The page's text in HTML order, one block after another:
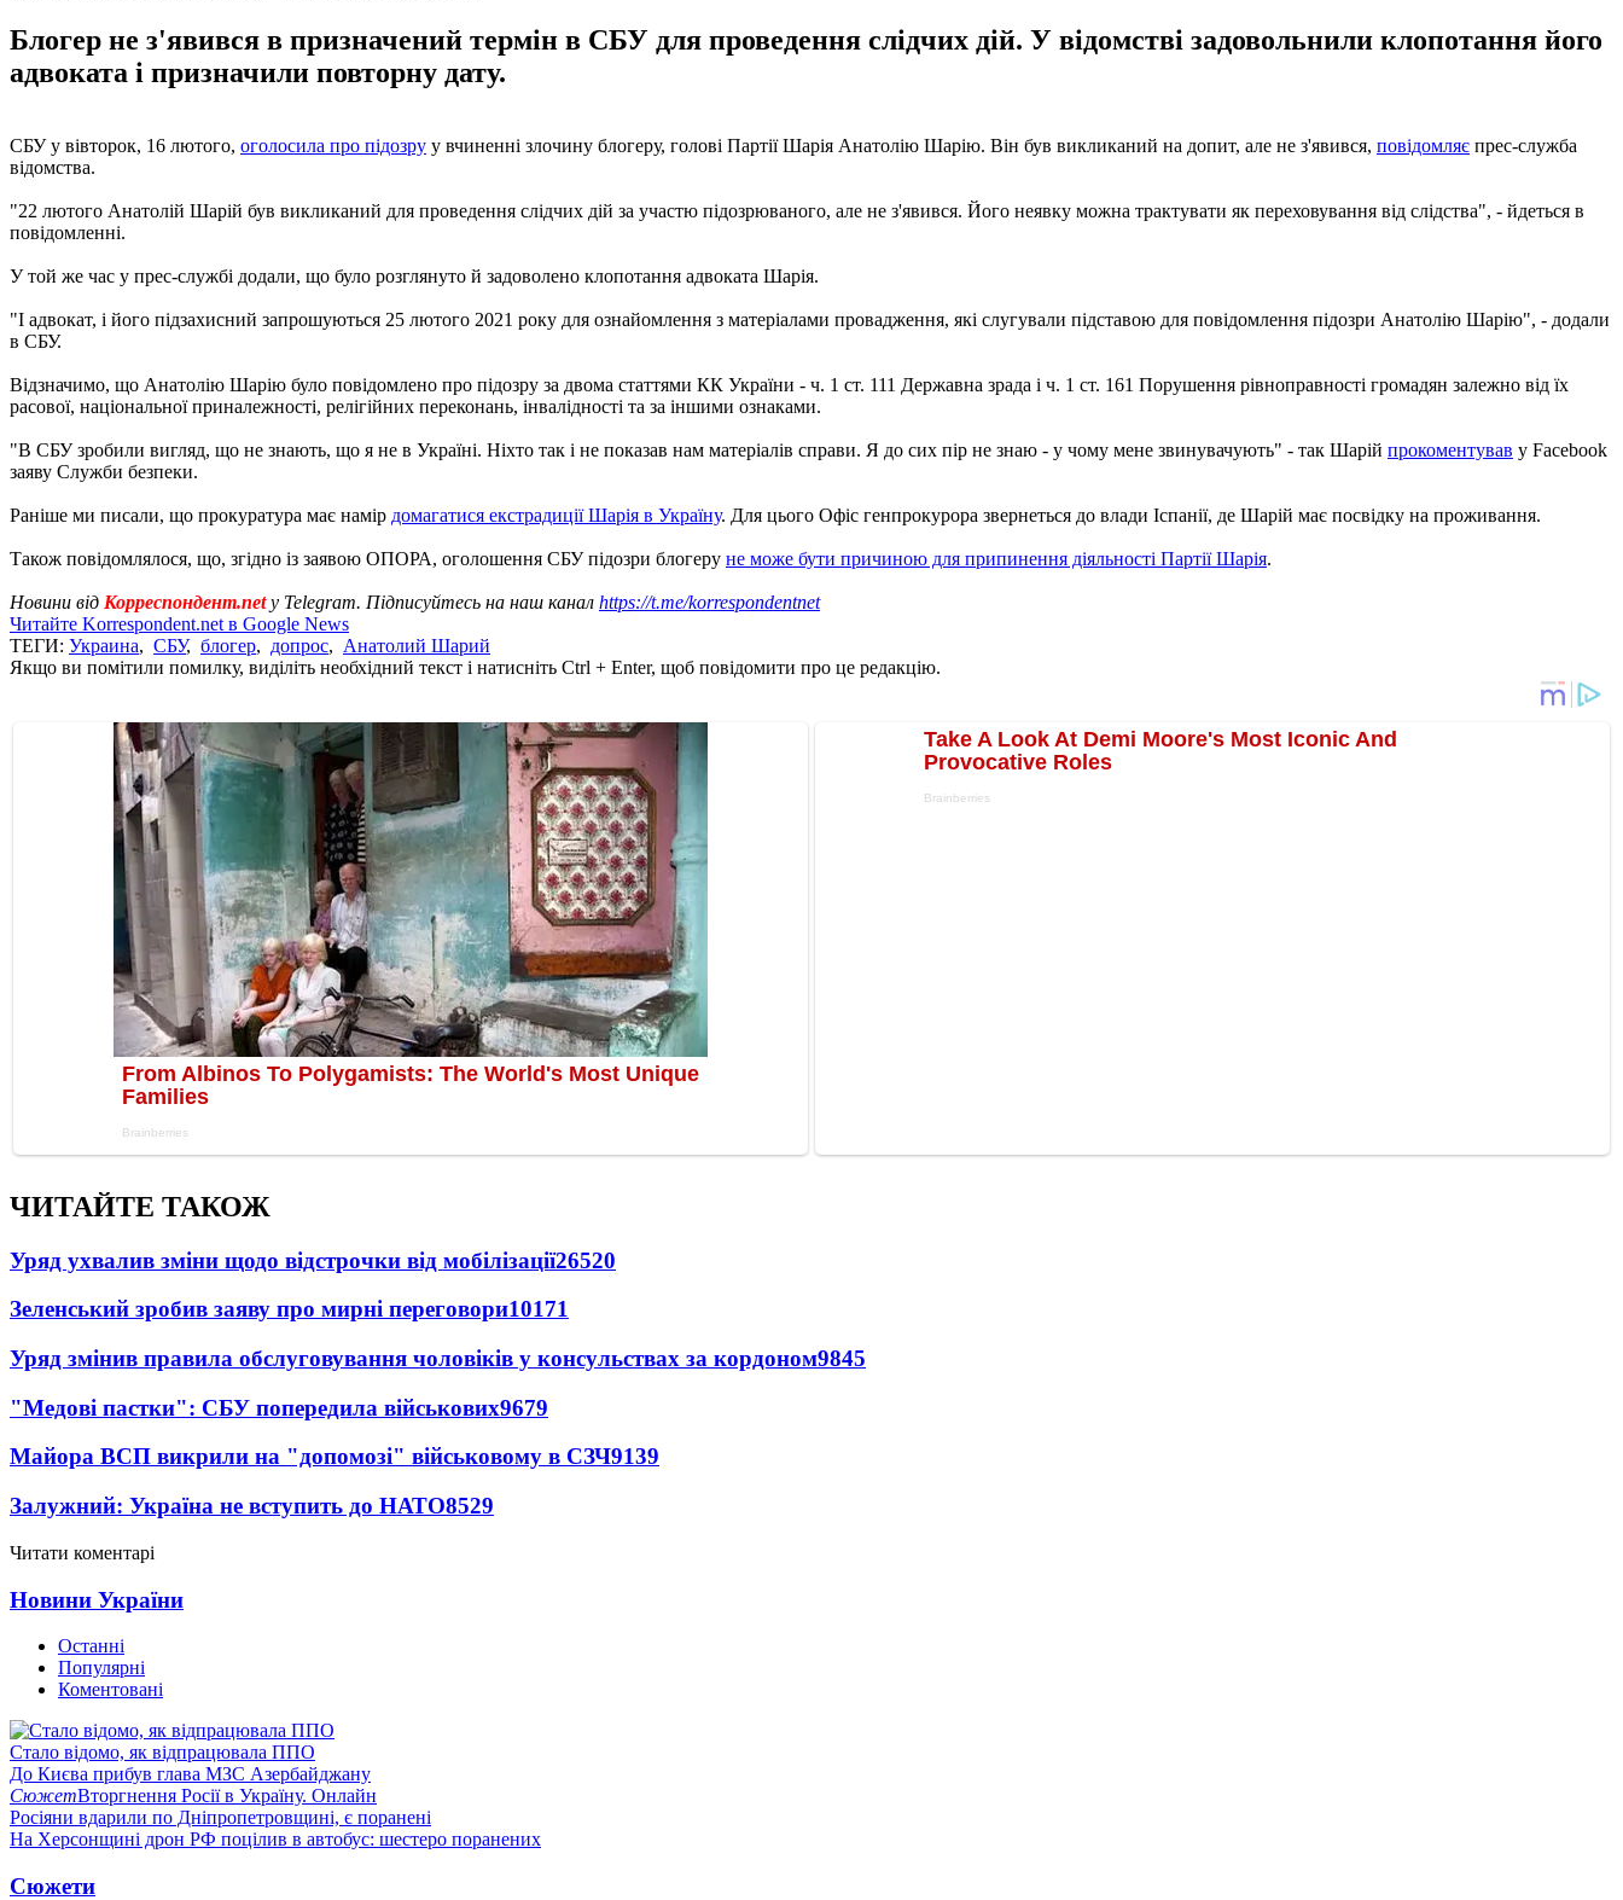
Блогер не з'явився в призначений термін в СБУ для проведення слідчих дій. У відомстві задовольнили клопотання його
адвоката і призначили повторну дату.
СБУ у вівторок, 16 лютого, оголосила про підозру у вчиненні злочину блогеру, голові Партії Шарія Анатолію Шарію. Він був викликаний на допит, але не з'явився, повідомляє прес-служба
відомства.
"22 лютого Анатолій Шарій був викликаний для проведення слідчих дій за участю підозрюваного, але не з'явився. Його неявку можна трактувати як переховування від слідства", - йдеться в
повідомленні.
У той же час у прес-службі додали, що було розглянуто й задоволено клопотання адвоката Шарія.
"І адвокат, і його підзахисний запрошуються 25 лютого 2021 року для ознайомлення з матеріалами провадження, які слугували підставою для повідомлення підозри Анатолію Шарію", - додали
в СБУ.
Відзначимо, що Анатолію Шарію було повідомлено про підозру за двома статтями КК України - ч. 1 ст. 111 Державна зрада і ч. 1 ст. 161 Порушення рівноправності громадян залежно від їх
расової, національної приналежності, релігійних переконань, інвалідності та за іншими ознаками.
"В СБУ зробили вигляд, що не знають, що я не в Україні. Ніхто так і не показав нам матеріалів справи. Я до сих пір не знаю - у чому мене звинувачують" - так Шарій прокоментував у Facebook
заяву Служби безпеки.
Раніше ми писали, що прокуратура має намір домагатися екстрадиції Шарія в Україну. Для цього Офіс генпрокурора звернеться до влади Іспанії, де Шарій має посвідку на проживання.
Також повідомлялося, що, згідно із заявою ОПОРА, оголошення СБУ підозри блогеру не може бути причиною для припинення діяльності Партії Шарія.
Новини від Корреспондент.netу Telegram. Підписуйтесь на наш канал https://t.me/korrespondentnet
Читайте Korrespondent.net в Google News
ТЕГИ: Украина, СБУ, блогер, допрос, Анатолий Шарий
Якщо ви помітили помилку, виділіть необхідний текст і натисніть Ctrl + Enter, щоб повідомити про це редакцію.
ЧИТАЙТЕ ТАКОЖ
Уряд ухвалив зміни щодо відстрочки від мобілізації26520
Зеленський зробив заяву про мирні переговори10171
Уряд змінив правила обслуговування чоловіків у консульствах за кордоном9845
"Медові пастки": СБУ попередила військових9679
Майора ВСП викрили на "допомозі" військовому в СЗЧ9139
Залужний: Україна не вступить до НАТО8529
Читати коментарі
Новини України
Останні
Популярні
Коментовані
Стало відомо, як відпрацювала ППО
До Києва прибув глава МЗС Азербайджану
СюжетВторгнення Росії в Україну. Онлайн
Росіяни вдарили по Дніпропетровщині, є поранені
На Херсонщині дрон РФ поцілив в автобус: шестеро поранених
Сюжети